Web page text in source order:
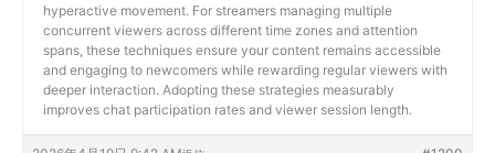
hyperactive movement. For streamers managing multiple
concurrent viewers across different time zones and attention
spans, these techniques ensure your content remains accessible
and engaging to newcomers while rewarding regular viewers with
deeper interaction. Adopting these strategies measurably
improves chat participation rates and viewer session length.